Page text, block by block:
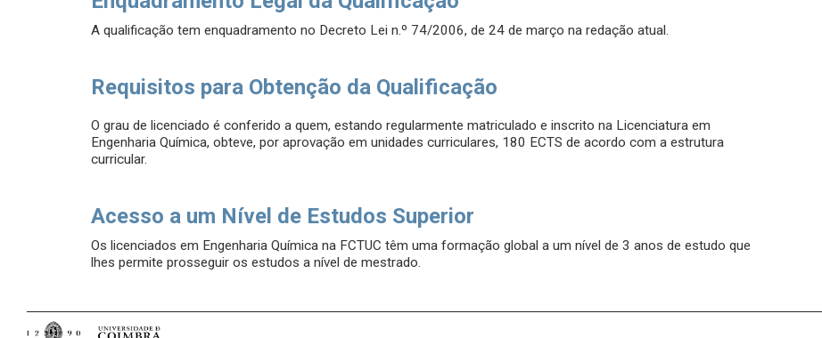
A qualificação tem enquadramento no Decreto Lei n.º 74/2006, de 24 de março na redação atual.
Requisitos para Obtenção da Qualificação
O grau de licenciado é conferido a quem, estando regularmente matriculado e inscrito na Licenciatura em
Engenharia Química, obteve, por aprovação em unidades curriculares, 180 ECTS de acordo com a estrutura
curricular.
Acesso a um Nível de Estudos Superior
Os licenciados em Engenharia Química na FCTUC têm uma formação global a um nível de 3 anos de estudo que
lhes permite prosseguir os estudos a nível de mestrado.